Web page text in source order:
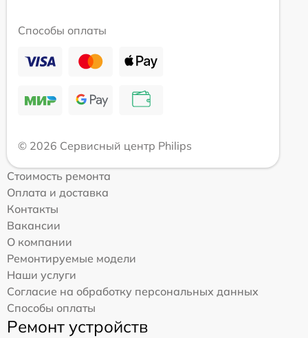
Способы оплаты
© 2026 Сервисный центр Philips
Стоимость ремонта
Оплата и доставка
Контакты
Вакансии
О компании
Ремонтируемые модели
Наши услуги
Согласие на обработку персональных данных
Способы оплаты
Ремонт устройств